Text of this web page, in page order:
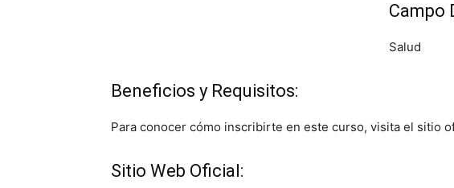
Campo
Salud
Beneficios y Requisitos:
Para conocer cómo inscribirte en este curso, visita el sitio
Sitio Web Oficial: